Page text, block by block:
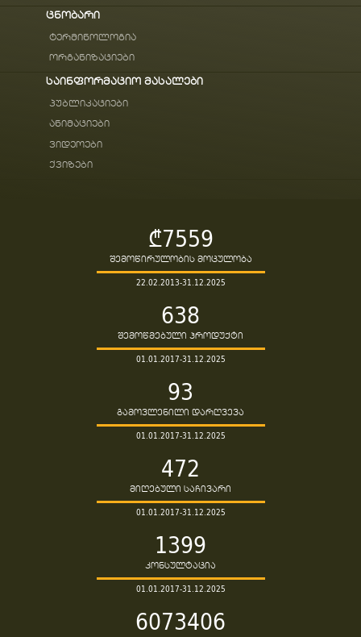
ცნობარი
ტერმინოლოგია
ორგანიზაციები
საინფორმაციო მასალები
პუბლიკაციები
ანიმაციები
ვიდეოები
ქვიზები
₾7559
შემოწირულობის მოცულობა
22.02.2013-31.12.2025
638
შემოწმებული პროდუქტი
01.01.2017-31.12.2025
93
გამოვლენილი დარღვევა
01.01.2017-31.12.2025
472
მიღებული საჩივარი
01.01.2017-31.12.2025
1399
კონსულტაცია
01.01.2017-31.12.2025
6073406